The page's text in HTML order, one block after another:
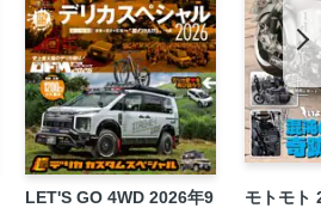
LET'S GO 4WD 2026年9
モトモト